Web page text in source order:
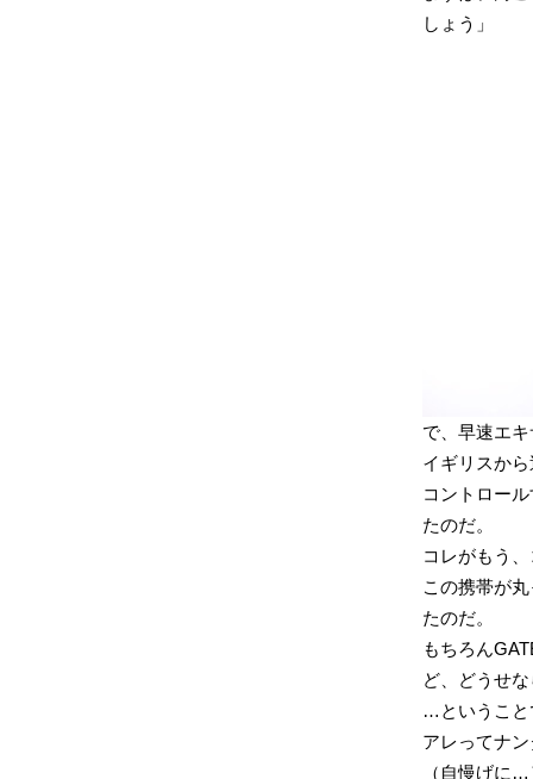
しょう」
で、早速エ
イギリスか
コントロー
たのだ。
コレがもう
この携帯が
たのだ。
もちろん
ど、どうせ
…ということ
アレってナ
（自慢げに